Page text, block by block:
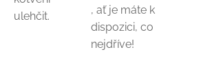
ulehčit.
, ať je máte k
dispozici, co
nejdříve!